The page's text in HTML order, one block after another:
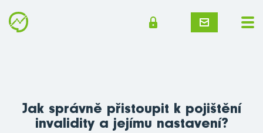
Jak správně přistoupit k pojištění
invalidity a jejímu nastavení?